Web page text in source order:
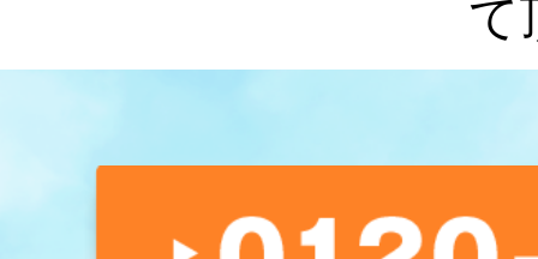
て